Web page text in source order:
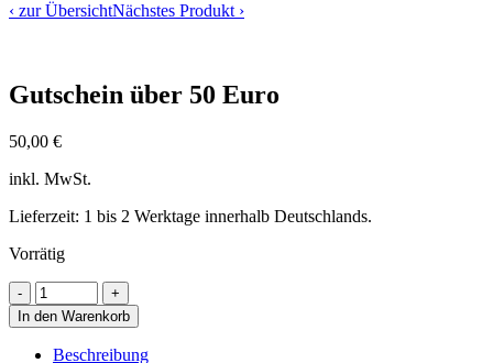
‹ zur ÜbersichtNächstes Produkt ›
Gutschein über 50 Euro
50,00 €
inkl. MwSt.
Lieferzeit: 1 bis 2 Werktage innerhalb Deutschlands.
Vorrätig
In den Warenkorb
Beschreibung